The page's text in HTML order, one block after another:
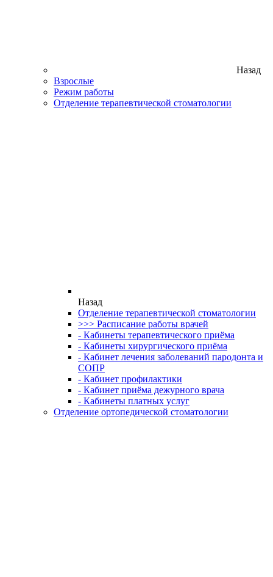
Назад
Взрослые
Режим работы
Отделение терапевтической стоматологии
Назад
Отделение терапевтической стоматологии
>>> Расписание работы врачей
- Кабинеты терапевтического приёма
- Кабинеты хирургического приёма
- Кабинет лечения заболеваний пародонта и
СОПР
- Кабинет профилактики
- Кабинет приёма дежурного врача
- Кабинеты платных услуг
Отделение ортопедической стоматологии